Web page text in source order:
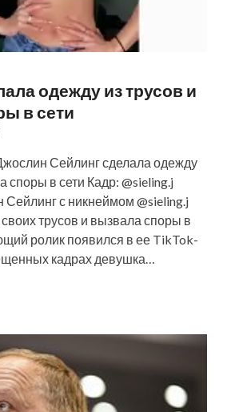
одежду из трусов и
в сети
Сейлинг сделала одежду
споры в сети Кадр: @sieling.j
с никнеймом @sieling.j
трусов и вызвала споры в
ролик появился в ее TikTok-
кадрах девушка…